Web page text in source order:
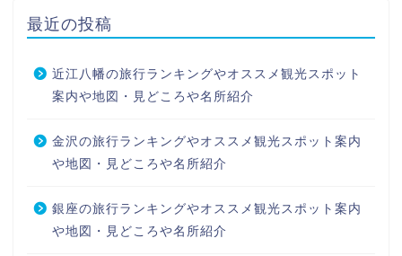
最近の投稿
近江八幡の旅行ランキングやオススメ観光スポット
案内や地図・見どころや名所紹介
金沢の旅行ランキングやオススメ観光スポット案内
や地図・見どころや名所紹介
銀座の旅行ランキングやオススメ観光スポット案内
や地図・見どころや名所紹介